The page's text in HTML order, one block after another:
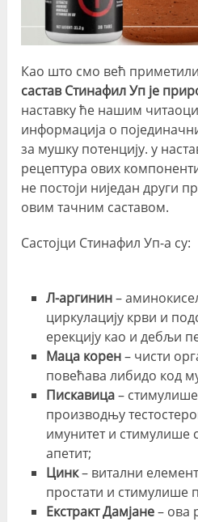
Као што смо већ
састав Стинафил Уп је
наставку ће нашим
информација о
за мушку потенцију. у
рецептура ових
не постоји ниједан други
овим тачним саставом.
Састојци Стинафил Уп-а су:
Л-аргинин–
циркулацију крви и
ерекцију као и дебљи
Маца корен– чисти
повећава либидо код
Пискавица–
производњу
имунитет и стимулише
апетит;
Цинк– витални
простати и стимулише
Екстракт Дамјане– ова